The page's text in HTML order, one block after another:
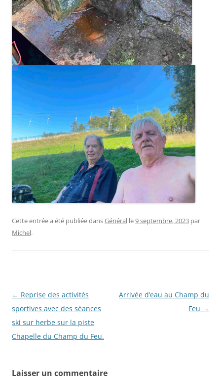
Cette entrée a été publiée dansGénéral le9 septembre, 2023 par
Michel.
Navigation
des
articles
← Reprise des activités
sportives avec des séances
ski sur herbe sur la piste
Chapelle du Champ du Feu.
Arrivée d’eau au Champ du
Feu →
Laisser un commentaire